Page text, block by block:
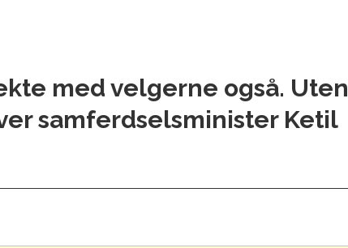
med velgerne også. Uten
samferdselsminister Ketil